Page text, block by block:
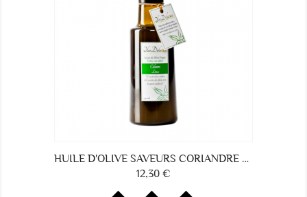
HUILE D'OLIVE SAVEURS CORIANDRE ET CITRON VERT
Prix
12,30 €